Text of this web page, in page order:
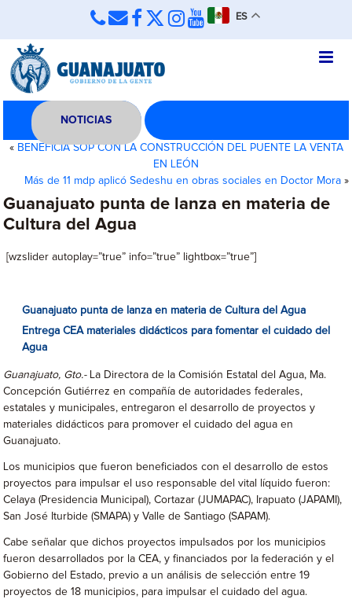
ES
NOTICIAS
« BENEFICIA SOP CON LA CONSTRUCCIÓN DEL PUENTE LA VENTA
EN LEÓN
Más de 11 mdp aplicó Sedeshu en obras sociales en Doctor Mora»
Guanajuato punta de lanza en materia de
Cultura del Agua
[wzslider autoplay=”true” info=”true” lightbox=”true”]
Guanajuato punta de lanza en materia de Cultura del Agua
Entrega CEA materiales didácticos para fomentar el cuidado del
Agua
Guanajuato, Gto.-La Directora de la Comisión Estatal del Agua, Ma.
Concepción Gutiérrez en compañía de autoridades federales,
estatales y municipales, entregaron el desarrollo de proyectos y
materiales didácticos para promover el cuidado del agua en
Guanajuato.
Los municipios que fueron beneficiados con el desarrollo de estos
proyectos para impulsar el uso responsable del vital líquido fueron:
Celaya (Presidencia Municipal), Cortazar (JUMAPAC), Irapuato (JAPAMI),
San José Iturbide (SMAPA) y Valle de Santiago (SAPAM).
Cabe señalar que dichos proyectos impulsados por los municipios
fueron desarrollados por la CEA, y financiados por la federación y el
Gobierno del Estado, previo a un análisis de selección entre 19
proyectos de 18 municipios, para impulsar el cuidado del agua.